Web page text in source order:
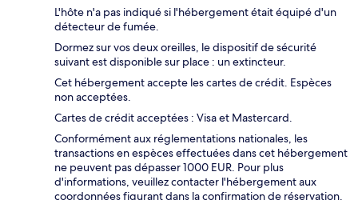
L'hôte n'a pas indiqué si l'hébergement était équipé d'un
détecteur de fumée.
Dormez sur vos deux oreilles, le dispositif de sécurité
suivant est disponible sur place : un extincteur.
Cet hébergement accepte les cartes de crédit. Espèces
non acceptées.
Cartes de crédit acceptées : Visa et Mastercard.
Conformément aux réglementations nationales, les
transactions en espèces effectuées dans cet hébergement
ne peuvent pas dépasser 1000 EUR. Pour plus
d'informations, veuillez contacter l'hébergement aux
coordonnées figurant dans la confirmation de réservation.